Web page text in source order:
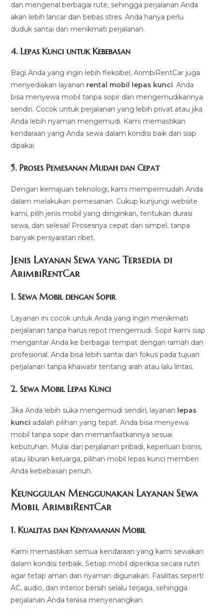
dan mengenal berbagai rute, sehingga perjalanan Anda
akan lebih lancar dan bebas stres. Anda hanya perlu
duduk santai dan menikmati perjalanan.
4.Lepas Kunci untuk Kebebasan
Bagi Anda yang ingin lebih fleksibel, ArimbiRentCar juga
menyediakan layanan rental mobil lepas kunci. Anda
bisa menyewa mobil tanpa sopir dan mengemudikannya
sendiri. Cocok untuk perjalanan yang lebih privat atau jika
Anda lebih nyaman mengemudi. Kami memastikan
kendaraan yang Anda sewa dalam kondisi baik dan siap
dipakai.
5.Proses Pemesanan Mudah dan Cepat
Dengan kemajuan teknologi, kami mempermudah Anda
dalam melakukan pemesanan. Cukup kunjungi website
kami, pilih jenis mobil yang diinginkan, tentukan durasi
sewa, dan selesai! Prosesnya cepat dan simpel, tanpa
banyak persyaratan ribet.
Jenis Layanan Sewa yang Tersedia di
ArimbiRentCar
1.Sewa Mobil dengan Sopir
Layanan ini cocok untuk Anda yang ingin menikmati
perjalanan tanpa harus repot mengemudi. Sopir kami siap
mengantar Anda ke berbagai tempat dengan ramah dan
profesional. Anda bisa lebih santai dan fokus pada tujuan
perjalanan tanpa khawatir tentang arah atau lalu lintas.
2.Sewa Mobil Lepas Kunci
Jika Anda lebih suka mengemudi sendiri, layanan lepas
kunci adalah pilihan yang tepat. Anda bisa menyewa
mobil tanpa sopir dan memanfaatkannya sesuai
kebutuhan. Mulai dari perjalanan pribadi, keperluan bisnis,
atau liburan keluarga, pilihan mobil lepas kunci memberi
Anda kebebasan penuh.
Keunggulan Menggunakan Layanan Sewa
Mobil ArimbiRentCar
1.Kualitas dan Kenyamanan Mobil
Kami memastikan semua kendaraan yang kami sewakan
dalam kondisi terbaik. Setiap mobil diperiksa secara rutin
agar tetap aman dan nyaman digunakan. Fasilitas seperti
AC, audio, dan interior bersih selalu terjaga, sehingga
perjalanan Anda terasa menyenangkan.